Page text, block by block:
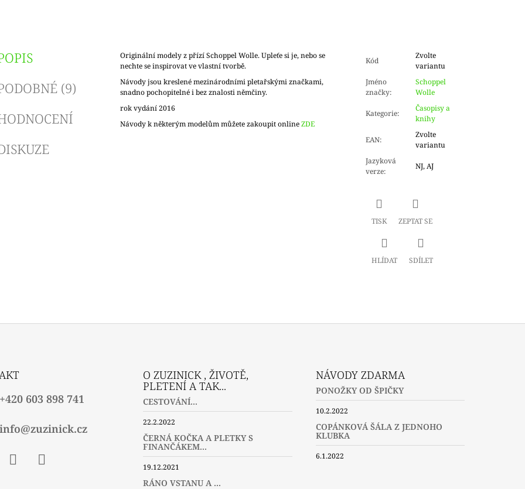
(9)
Originální modely z přízí Schoppel Wolle. Upleťe si je, nebo se
nechte se inspirovat ve vlastní tvorbě.
Návody jsou kreslené mezinárodními pletařskými značkami,
snadno pochopitelné i bez znalosti němčiny.
rok vydání 2016
Návody k některým modelům můžete zakoupit onlineZDE
Kód
Zvolte
variantu
Jméno
značky:
Schoppel
Wolle
Kategorie:
Časopisy a
knihy
EAN:
Zvolte
variantu
Jazyková
verze:
NJ, AJ
TISK ZEPTAT SE
HLÍDAT SDÍLET
+420 603 898 741
info@zuzinick.cz
O ZUZINICK , ŽIVOTĚ,
PLETENÍ A TAK...
CESTOVÁNÍ...
22.2.2022
ČERNÁ KOČKA A PLETKY S
FINANČÁKEM...
19.12.2021
RÁNO VSTANU A ...
NÁVODY ZDARMA
PONOŽKY OD ŠPIČKY
10.2.2022
COPÁNKOVÁ ŠÁLA Z JEDNOHO
KLUBKA
6.1.2022